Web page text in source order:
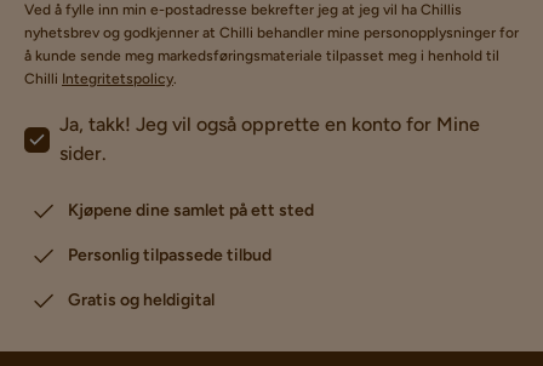
Ved å fylle inn min e-postadresse bekrefter jeg at jeg vil ha Chillis
nyhetsbrev og godkjenner at Chilli behandler mine personopplysninger for
å kunde sende meg markedsføringsmateriale tilpasset meg i henhold til
Chilli Integritetspolicy.
Ja, takk! Jeg vil også opprette en konto for Mine
sider.
Kjøpene dine samlet på ett sted
Personlig tilpassede tilbud
Gratis og heldigital